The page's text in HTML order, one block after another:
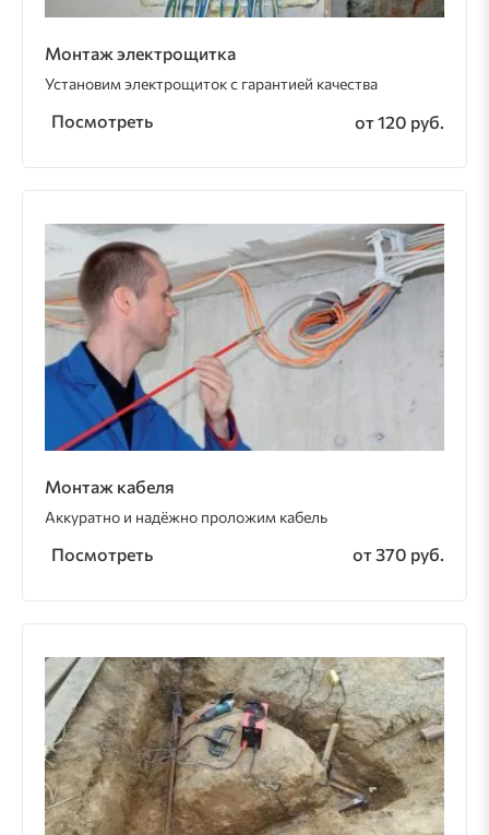
Монтаж электрощитка
Установим электрощиток с гарантией качества
Посмотреть от 120 руб.
Монтаж кабеля
Аккуратно и надёжно проложим кабель
Посмотреть от 370 руб.